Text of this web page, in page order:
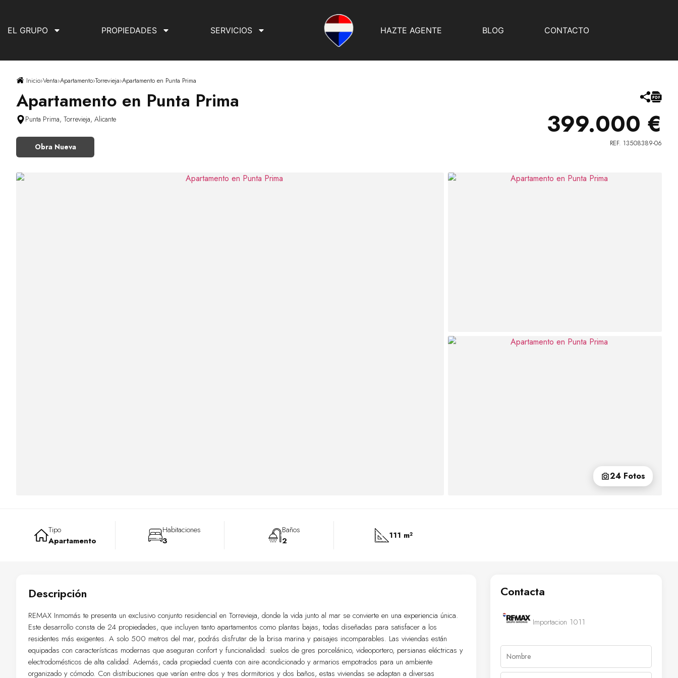
EL GRUPO PROPIEDADES SERVICIOS HAZTE AGENTE BLOG CONTACTO
Inicio›Venta›Apartamento›Torrevieja›Apartamento en Punta Prima
Apartamento en Punta Prima
Punta Prima, Torrevieja, Alicante
Obra Nueva
399.000 €
REF. 13508389-06
24 Fotos
Tipo
Apartamento
Habitaciones
3
Baños
2
111 m²
Descripción
REMAX Inmomás te presenta un exclusivo conjunto residencial en Torrevieja, donde la vida junto al mar se convierte en una experiencia única.
Este desarrollo consta de 24 propiedades, que incluyen tanto apartamentos como plantas bajas, todas diseñadas para satisfacer a los
residentes más exigentes. A solo 500 metros del mar, podrás disfrutar de la brisa marina y paisajes incomparables. Las viviendas están
equipadas con características modernas que aseguran confort y funcionalidad: suelos de gres porcelánico, videoportero, persianas eléctricas y
electrodomésticos de alta calidad. Además, cada propiedad cuenta con aire acondicionado y armarios empotrados para un ambiente
organizado y cómodo. Con distribuciones que varían entre dos y tres dormitorios y dos baños, estas viviendas se adaptan a diversas
Contacta
Importacion 1011